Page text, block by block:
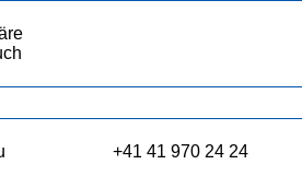
+41 41 970 24 24